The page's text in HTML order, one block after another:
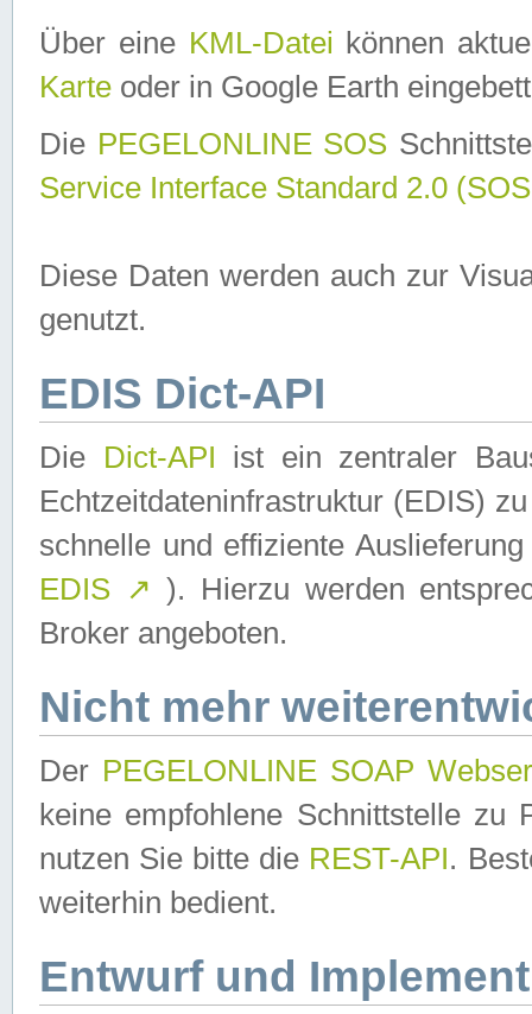
Über eine KML-Datei können
Karte oder in Google Earth
Die PEGELONLINE SOS
Service Interface Standard 2.0
Diese Daten werden auch zur
genutzt.
EDIS Dict-API
Die Dict-API ist ein zentraler
Echtzeitdateninfrastruktur (EDIS)
schnelle und effiziente
EDIS ↗ ). Hierzu werden
Broker angeboten.
Nicht mehr
Der PEGELONLINE SOAP
keine empfohlene Schnittstelle zu
nutzen Sie bitte die REST-API.
weiterhin bedient.
Entwurf und